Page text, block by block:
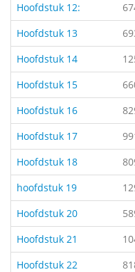
Hoofdstuk 12:
Hoofdstuk 13
Hoofdstuk 14
Hoofdstuk 15
Hoofdstuk 16
Hoofdstuk 17
Hoofdstuk 18
hoofdstuk 19
Hoofdstuk 20
Hoofdstuk 21
Hoofdstuk 22